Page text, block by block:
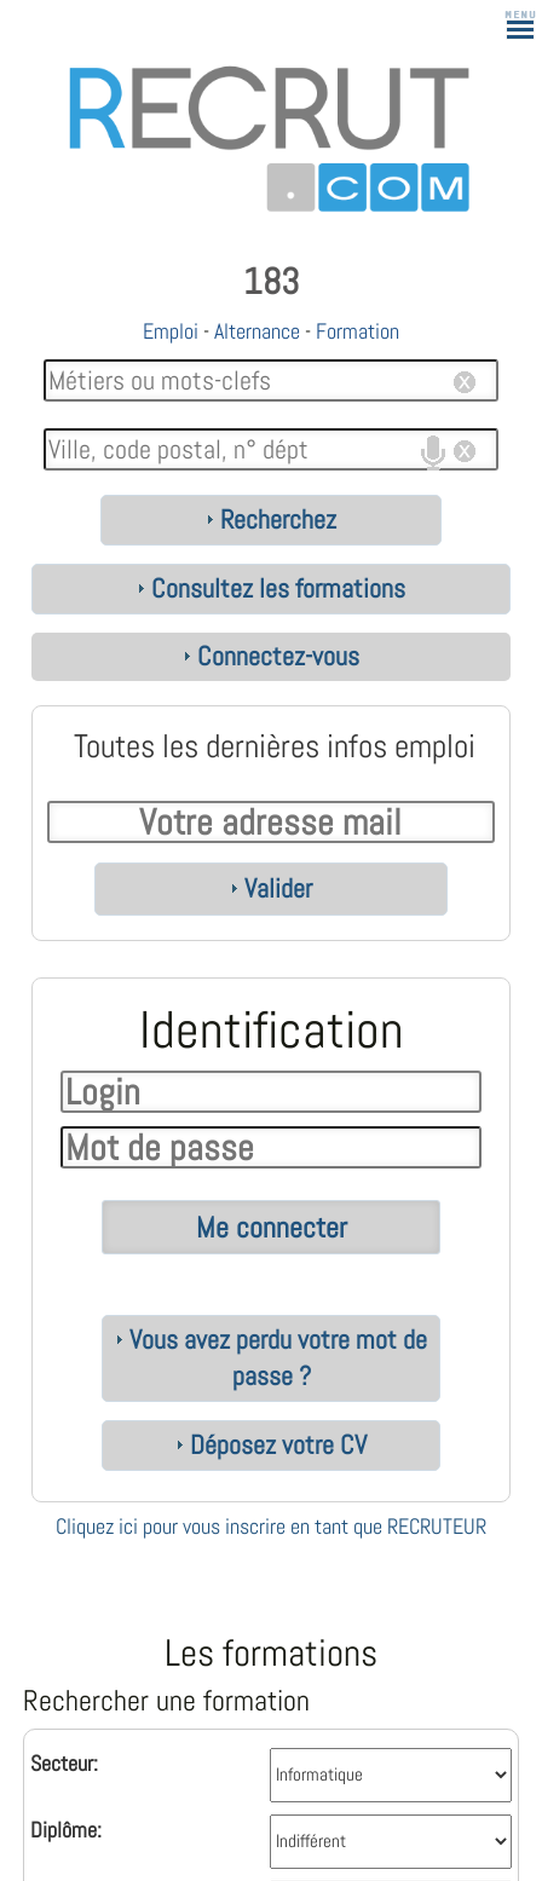
183
Emploi -Alternance - Formation
Recherchez
Consultez les formations
Connectez-vous
Toutes les dernières infos emploi
Valider
Identification
Vous avez perdu votre mot de
passe ?
Déposez votre CV
Cliquez ici pour vous inscrire en tant que RECRUTEUR
Les formations
Rechercher une formation
Secteur:
Diplôme: